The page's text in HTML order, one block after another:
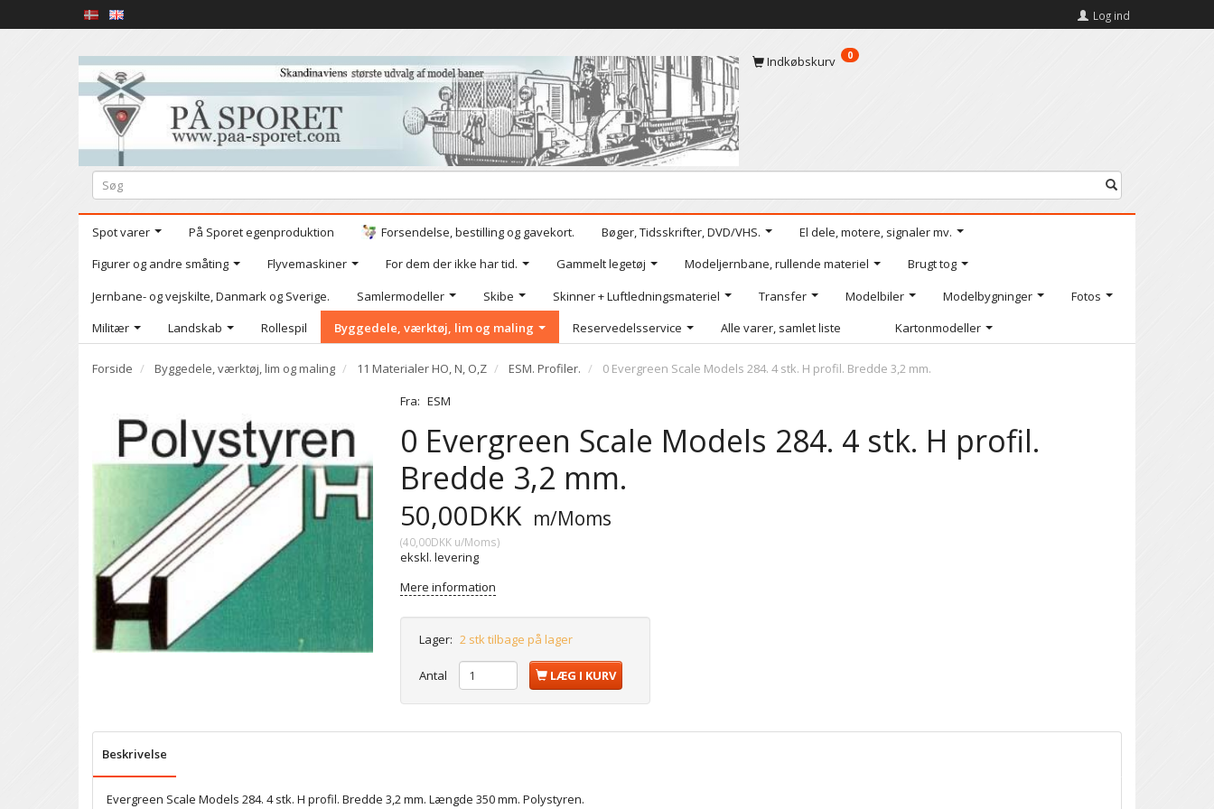
Log ind
Indkøbskurv 0
Spot varer På Sporet egenproduktion Forsendelse, bestilling og gavekort. Bøger, Tidsskrifter, DVD/VHS.
El dele, motere, signaler mv.
Figurer og andre småting
Flyvemaskiner For dem der ikke har tid. Gammelt legetøj Modeljernbane, rullende materiel
Brugt tog
Jernbane- og vejskilte, Danmark og Sverige.
Samlermodeller Skibe Skinner + Luftledningsmateriel Transfer Modelbiler Modelbygninger
Fotos
Militær
Landskab Rollespil Byggedele, værktøj, lim og maling Reservedelsservice Alle varer, samlet liste Kartonmodeller
Forside Byggedele, værktøj, lim og maling 11 Materialer HO, N, O,Z ESM. Profiler.
0 Evergreen Scale Models 284. 4 stk. H profil. Bredde 3,2 mm.
Fra: ESM
0 Evergreen Scale Models 284. 4 stk. H profil.
Bredde 3,2 mm.
50,00DKK m/Moms
(40,00DKK u/Moms)
ekskl. levering
Mere information
Lager: 2 stk tilbage på lager
Antal LÆG I KURV
Beskrivelse
Evergreen Scale Models 284. 4 stk. H profil. Bredde 3,2 mm. Længde 350 mm. Polystyren.